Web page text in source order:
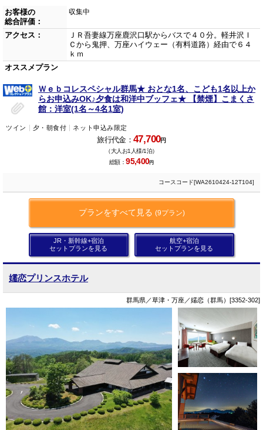
お客様の
総合評価：
収集中
アクセス：
ＪＲ吾妻線万座鹿沢口駅からバスで４０分。軽井沢Ｉ
Ｃから鬼押、万座ハイウェー（有料道路）経由で６４
ｋｍ
オススメプラン
Ｗｅｂコレスペシャル群馬★ おとな1名、こども1名以上か
らお申込みOK♪夕食は和洋中ブッフェ★ 【禁煙】こまくさ
館：洋室(1名～4名1室)
ツイン 夕・朝食付 ネット申込み限定
旅行代金：47,700円
（大人お1人様/1泊）
総額：95,400円
コースコード[WA2610424-12T104]
プランをすべて見る (9プラン)
JR・新幹線+宿泊
セットプランを見る
航空+宿泊
セットプランを見る
嬬恋プリンスホテル
群馬県／草津・万座／嬬恋（群馬）[3352-302]